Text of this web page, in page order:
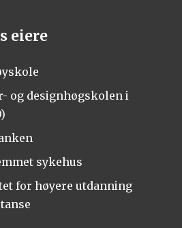
eiere
og designhøgskolen i
sykehus
for høyere utdanning